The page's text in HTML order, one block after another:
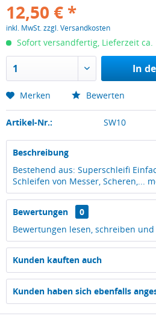
12,50 € *
inkl. MwSt.zzgl. Versandkosten
Sofort versandfertig, Lieferzeit ca.
In
Merken Bewerten
Artikel-Nr.: SW10
Beschreibung
Bestehend aus: Superschleifi
Schleifen von Messer, Scheren,...
Bewertungen
0
Bewertungen lesen, schreiben
Kunden kauften auch
Kunden haben sich ebenfalls